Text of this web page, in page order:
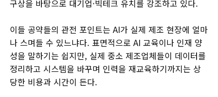
구상을 바탕으로 대기업·빅테크 유치를 강조하고 있다.
이들 공약들의 관전 포인트는 AI가 실제 제조 현장에 얼마
나 스며들 수 있느냐다. 표면적으로 AI 교육이나 인재 양
성을 말하기는 쉽지만, 실제 중소 제조업체들이 데이터를
정리하고 시스템을 바꾸며 인력을 재교육하기까지는 상
당한 비용과 시간이 든다.